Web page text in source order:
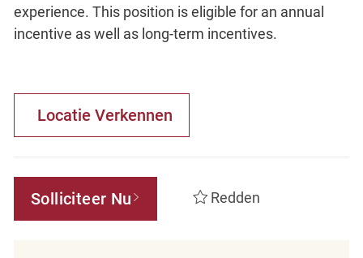
experience. This position is eligible for an annual
incentive as well as long-term incentives.
Locatie Verkennen
Solliciteer Nu Redden